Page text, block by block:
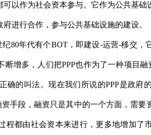
以作为社会资本参与。它作为公共基
进行合作，参与公共基础设施的建设。
年代有个BOT，即建设-运营-移交，
增多，人们把PPP也作为了一种项目融
确的叫法。现在我们所说的PPP是政府
手段，融资只是其中的一个方面，需要
程都由社会资本来进行，更多地增加了